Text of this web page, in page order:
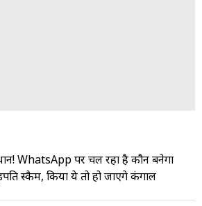
WhatsApp पर चल रहा है कौन बनेगा
स्कैम, किया ये तो हो जाएंगे कंगाल